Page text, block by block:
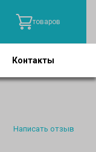
товаров
Контакты
Написать отзыв